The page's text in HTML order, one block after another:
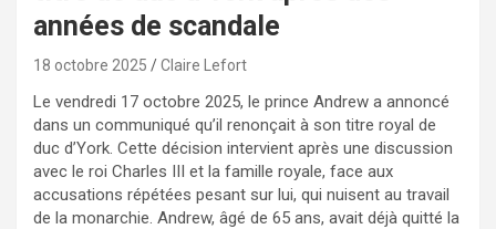
années de scandale
18 octobre 2025 Claire Lefort
Le vendredi 17 octobre 2025, le prince Andrew a annoncé
dans un communiqué qu’il renonçait à son titre royal de
duc d’York. Cette décision intervient après une discussion
avec le roi Charles III et la famille royale, face aux
accusations répétées pesant sur lui, qui nuisent au travail
de la monarchie. Andrew, âgé de 65 ans, avait déjà quitté la